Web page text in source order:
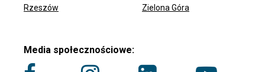
Rzeszów
Zielona Góra
Media społecznościowe: